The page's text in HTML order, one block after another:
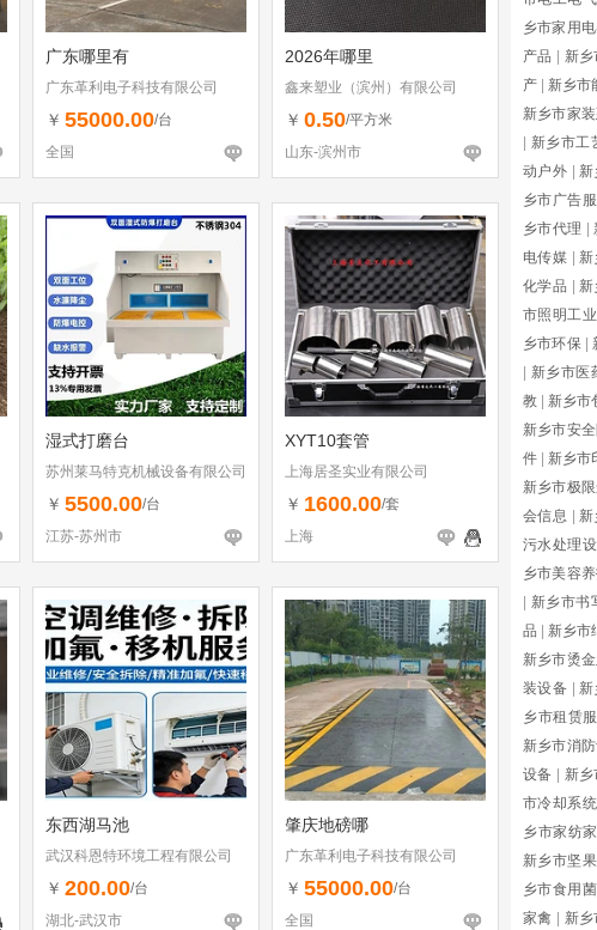
广东哪里有
广东革利电子科技有限公司
￥ 55000.00/台
全国
2026年哪里
鑫来塑业（滨州）有限公司
￥ 0.50/平方米
山东-滨州市
湿式打磨台
苏州莱马特克机械设备有限公司
￥ 5500.00/台
江苏-苏州市
XYT10套管
上海居圣实业有限公司
￥ 1600.00/套
上海
东西湖马池
武汉科恩特环境工程有限公司
￥ 200.00/台
湖北-武汉市
肇庆地磅哪
广东革利电子科技有限公司
￥ 55000.00/台
全国
乡市家用
产品
新
产
新乡市
新乡市家
新乡市工
动户外
乡市广告
乡市代理
电传媒
化学品
市照明工业
乡市环保
新乡市医
教
新乡市
新乡市安
件
新乡市
新乡市极
会信息
污水处理
乡市美容
新乡市书
品
新乡市
新乡市烫
装设备
乡市租赁
新乡市消
设备
新
市冷却系统
乡市家纺
新乡市坚
乡市食用菌
家禽
新